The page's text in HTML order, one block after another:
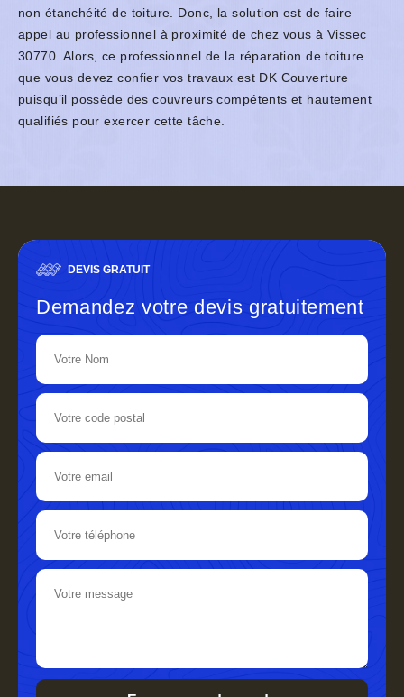
non étanchéité de toiture. Donc, la solution est de faire
appel au professionnel à proximité de chez vous à Vissec
30770. Alors, ce professionnel de la réparation de toiture
que vous devez confier vos travaux est DK Couverture
puisqu’il possède des couvreurs compétents et hautement
qualifiés pour exercer cette tâche.
DEVIS GRATUIT
Demandez votre devis gratuitement